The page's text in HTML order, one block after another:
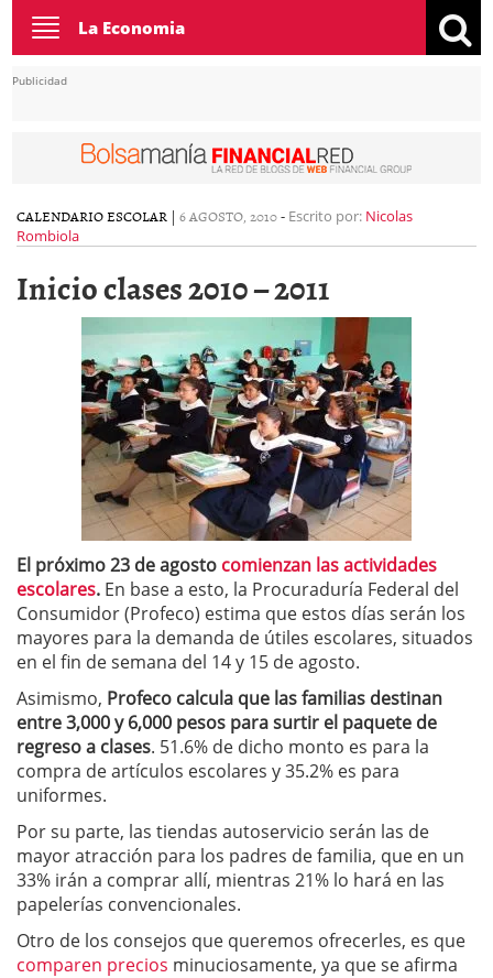
Toggle
navigation
La Economia
Publicidad
CALENDARIO ESCOLAR | 6 AGOSTO, 2010- Escrito por: Nicolas
Rombiola
Inicio clases 2010 – 2011
El próximo 23 de agosto comienzan las actividades
escolares. En base a esto, la Procuraduría Federal del
Consumidor (Profeco) estima que estos días serán los
mayores para la demanda de útiles escolares, situados
en el fin de semana del 14 y 15 de agosto.
Asimismo, Profeco calcula que las familias destinan
entre 3,000 y 6,000 pesos para surtir el paquete de
regreso a clases. 51.6% de dicho monto es para la
compra de artículos escolares y 35.2% es para
uniformes.
Por su parte, las tiendas autoservicio serán las de
mayor atracción para los padres de familia, que en un
33% irán a comprar allí, mientras 21% lo hará en las
papelerías convencionales.
Otro de los consejos que queremos ofrecerles, es que
comparen precios minuciosamente, ya que se afirma